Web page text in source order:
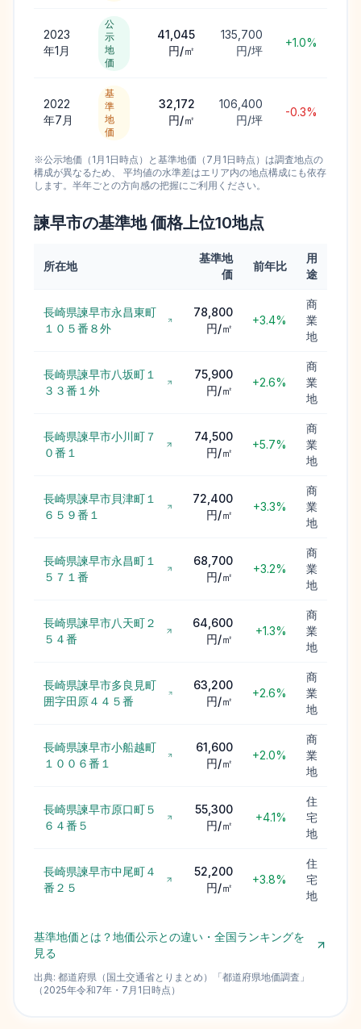
2023
年1月
公
示
地
価
41,045
円/㎡
135,700
円/坪
+1.0%
2022
年7月
基
準
地
価
32,172
円/㎡
106,400
円/坪
-0.3%
※公示地価（1月1日時点）と基準地価（7月1日時点）は調査地点の
構成が異なるため、 平均値の水準差はエリア内の地点構成にも依存
します。半年ごとの方向感の把握にご利用ください。
諫早市の基準地 価格上位10地点
所在地
基準地
価
前年比
用
途
長崎県諫早市永昌東町
１０５番８外
78,800
円/㎡
+3.4%
商
業
地
長崎県諫早市八坂町１
３３番１外
75,900
円/㎡
+2.6%
商
業
地
長崎県諫早市小川町７
０番１
74,500
円/㎡
+5.7%
商
業
地
長崎県諫早市貝津町１
６５９番１
72,400
円/㎡
+3.3%
商
業
地
長崎県諫早市永昌町１
５７１番
68,700
円/㎡
+3.2%
商
業
地
長崎県諫早市八天町２
５４番
64,600
円/㎡
+1.3%
商
業
地
長崎県諫早市多良見町
囲字田原４４５番
63,200
円/㎡
+2.6%
商
業
地
長崎県諫早市小船越町
１００６番１
61,600
円/㎡
+2.0%
商
業
地
長崎県諫早市原口町５
６４番５
55,300
円/㎡
+4.1%
住
宅
地
長崎県諫早市中尾町４
番２５
52,200
円/㎡
+3.8%
住
宅
地
基準地価とは？地価公示との違い・全国ランキングを
見る
出典: 都道府県（国土交通省とりまとめ） 「都道府県地価調査 」
（ 2025年令和7年 ・ 7月1日時点）